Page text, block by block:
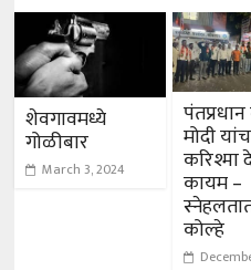
शेवगावमध्ये
गोळीबार
March 3, 2024
पंतप्रधान
मोदी
करिश्मा
कायम –
कोल्हे